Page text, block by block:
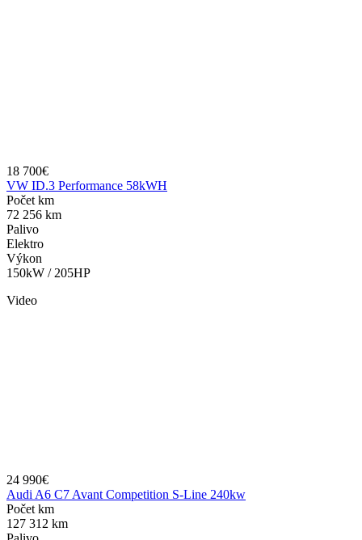
18 700€
VW ID.3 Performance 58kWH
Počet km
72 256 km
Palivo
Elektro
Výkon
150kW / 205HP
Video
24 990€
Audi A6 C7 Avant Competition S-Line 240kw
Počet km
127 312 km